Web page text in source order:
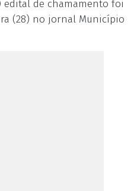
edital de chamamento foi
(28) no jornal Município